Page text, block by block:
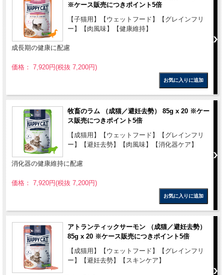
※ケース販売につきポイント5倍
【子猫用】【ウェットフード】【グレインフリ
ー】【肉風味】【健康維持】
成長期の健康に配慮
価格： 7,920円(税抜 7,200円)
牧畜のラム （成猫／避妊去勢） 85g x 20 ※ケー
ス販売につきポイント5倍
【成猫用】【ウェットフード】【グレインフリ
ー】【避妊去勢】【肉風味】【消化器ケア】
消化器の健康維持に配慮
価格： 7,920円(税抜 7,200円)
アトランティックサーモン （成猫／避妊去勢）
85g x 20 ※ケース販売につきポイント5倍
【成猫用】【ウェットフード】【グレインフリ
ー】【避妊去勢】【スキンケア】